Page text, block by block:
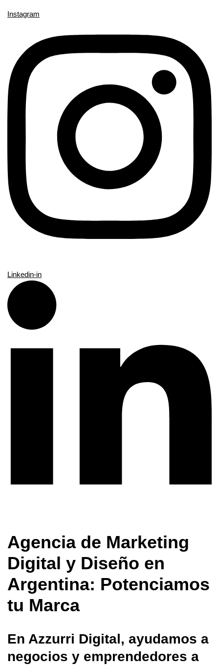
Instagram
Linkedin-in
Agencia de Marketing
Digital y Diseño en
Argentina: Potenciamos
tu Marca
En Azzurri Digital, ayudamos a
negocios y emprendedores a